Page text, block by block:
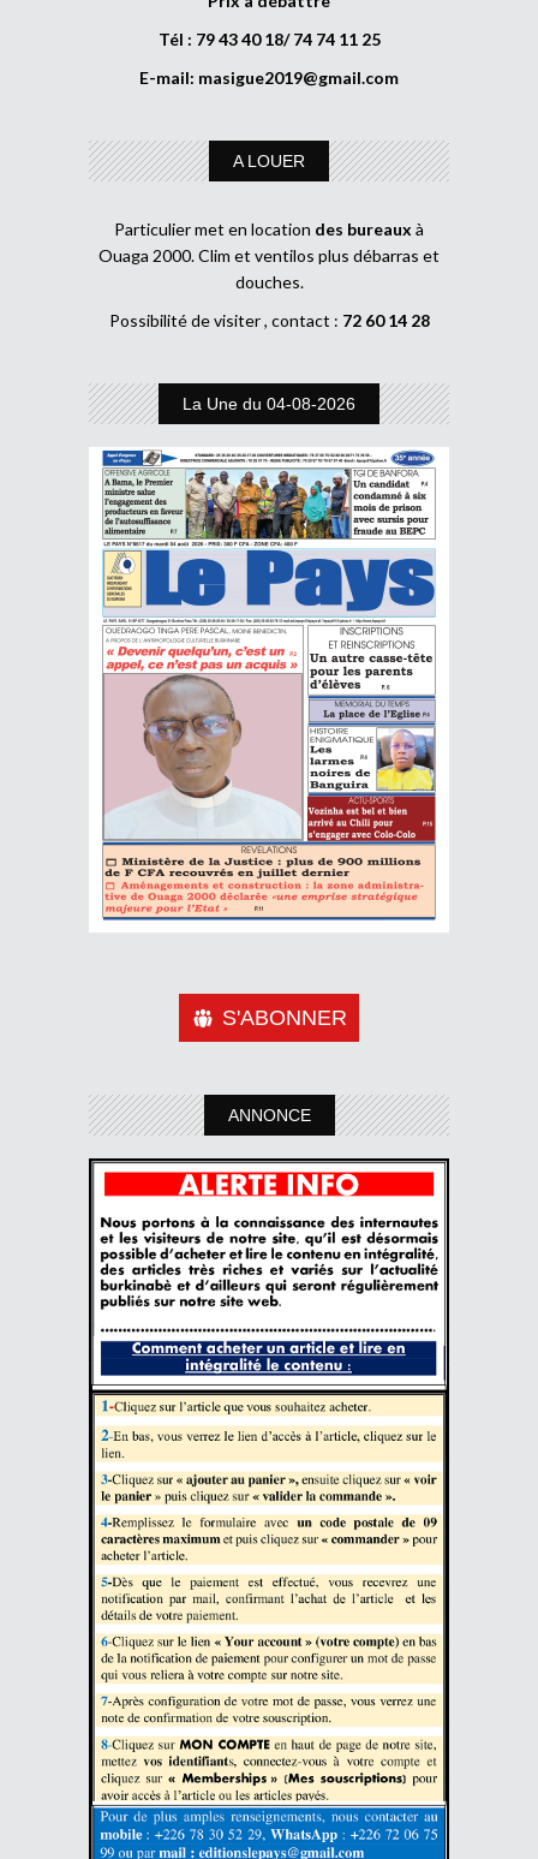
Tél : 79 43 40 18/ 74 74 11 25
E-mail: masigue2019@gmail.com
A LOUER
Particulier met en location des bureaux à
Ouaga 2000. Clim et ventilos plus débarras et
douches.
Possibilité de visiter , contact : 72 60 14 28
La Une du 04-08-2026
S'ABONNER
ANNONCE